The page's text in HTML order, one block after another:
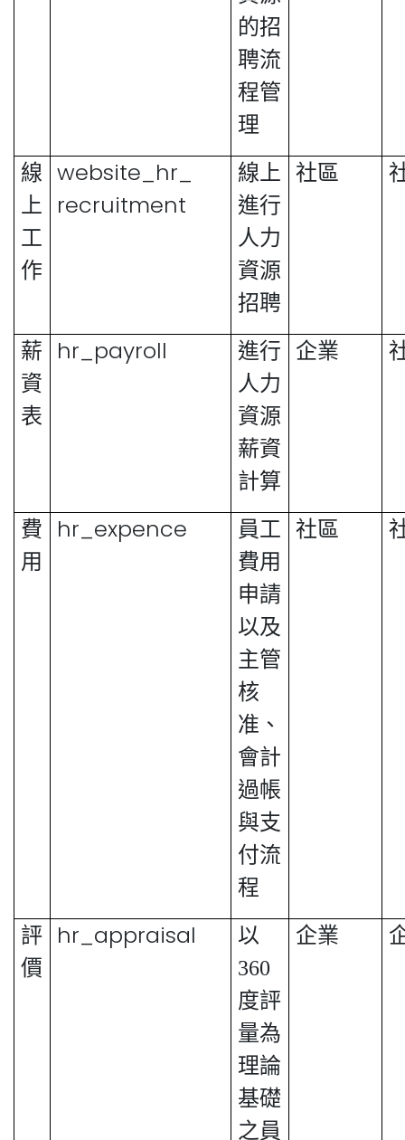
的招
聘流
程管
理
線
上
工
作
website_hr_
recruitment
線上
進行
人力
資源
招聘
社區
薪
資
表
hr_payroll
進行
人力
資源
薪資
計算
企業
費
用
hr_expence
員工
費用
申請
以及
主管
核
准、
會計
過帳
與支
付流
程
社區
評
價
hr_appraisal
以
360
度評
量為
理論
基礎
之員
企業